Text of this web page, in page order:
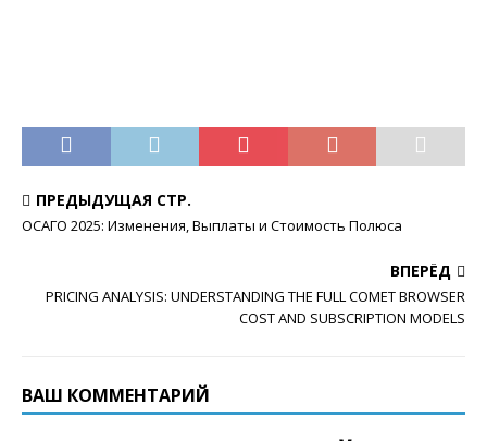
ПРЕДЫДУЩАЯ СТР.
ОСАГО 2025: Изменения, Выплаты и Стоимость Полюса
ВПЕРЁД
PRICING ANALYSIS: UNDERSTANDING THE FULL COMET BROWSER
COST AND SUBSCRIPTION MODELS
ВАШ КОММЕНТАРИЙ